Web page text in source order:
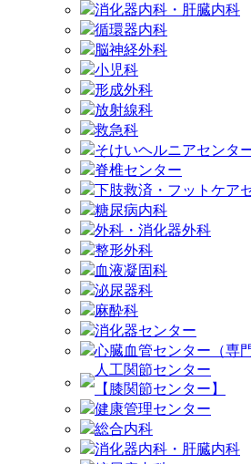
消化器内科・肝臓内科
循環器内科
脳神経外科
小児科
形成外科
放射線科
救急科
そけいヘルニアセンタ
脊椎センター
下肢救済・フットケア
糖尿病内科
外科・消化器外科
整形外科
血液凝固科
泌尿器科
麻酔科
消化器センター
心臓血管センター（専
人工関節センター
【膝関節センター】
健康管理センター
総合内科
消化器内科・肝臓内科